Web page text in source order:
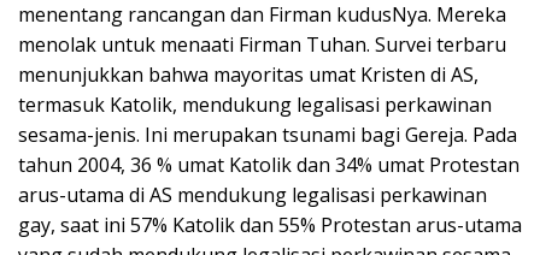
menentang rancangan dan Firman kudusNya. Mereka
menolak untuk menaati Firman Tuhan. Survei terbaru
menunjukkan bahwa mayoritas umat Kristen di AS,
termasuk Katolik, mendukung legalisasi perkawinan
sesama-jenis. Ini merupakan tsunami bagi Gereja. Pada
tahun 2004, 36 % umat Katolik dan 34% umat Protestan
arus-utama di AS mendukung legalisasi perkawinan
gay, saat ini 57% Katolik dan 55% Protestan arus-utama